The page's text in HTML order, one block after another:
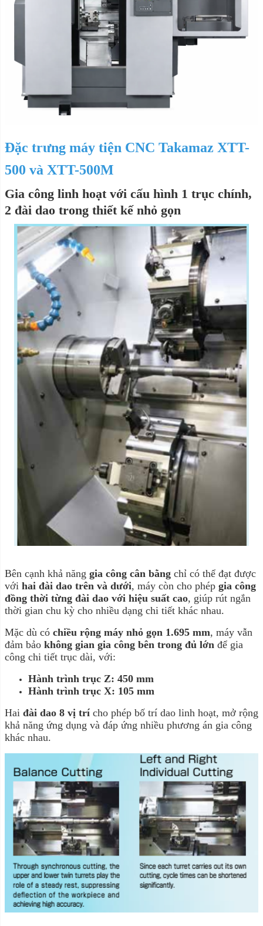
Đặc trưng máy tiện CNC Takamaz XTT-
500 và XTT-500M
Gia công linh hoạt với cấu hình 1 trục chính,
2 đài dao trong thiết kế nhỏ gọn
Bên cạnh khả năng gia công cân bằng chỉ có thể đạt được
với hai đài dao trên và dưới, máy còn cho phép gia công
đồng thời từng đài dao với hiệu suất cao, giúp rút ngắn
thời gian chu kỳ cho nhiều dạng chi tiết khác nhau.
Mặc dù có chiều rộng máy nhỏ gọn 1.695 mm, máy vẫn
đảm bảo không gian gia công bên trong đủ lớn để gia
công chi tiết trục dài, với:
Hành trình trục Z: 450 mm
Hành trình trục X: 105 mm
Hai đài dao 8 vị trí cho phép bố trí dao linh hoạt, mở rộng
khả năng ứng dụng và đáp ứng nhiều phương án gia công
khác nhau.